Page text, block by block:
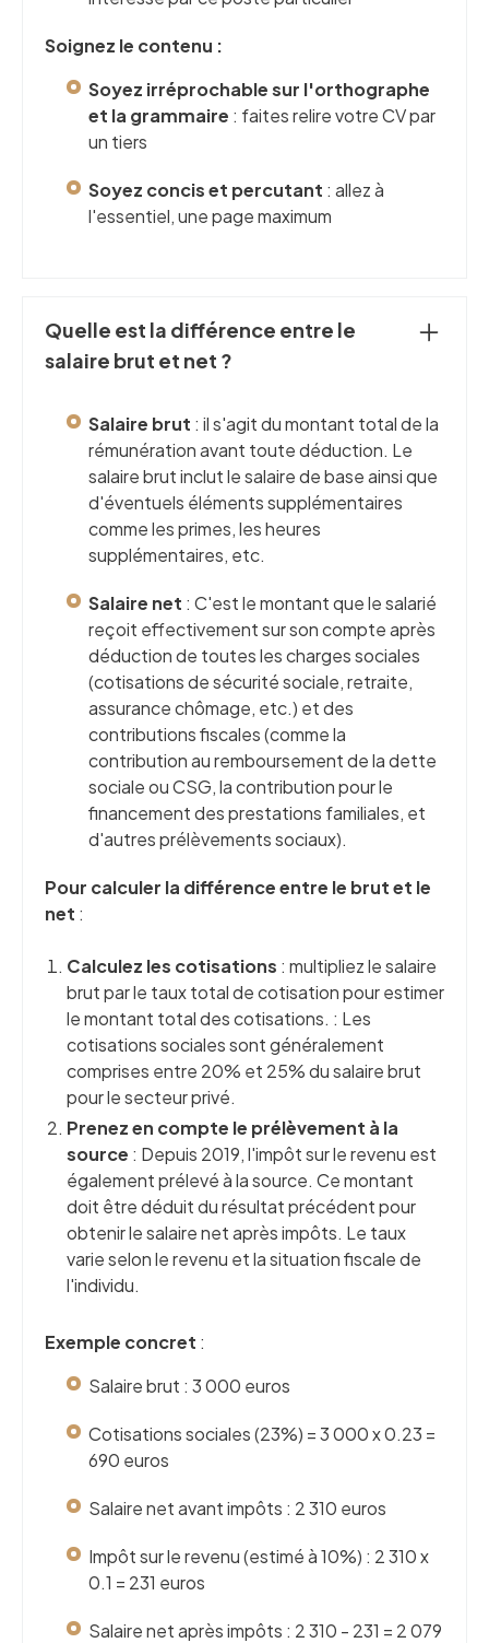
Soignez le contenu :
Soyez irréprochable sur l'orthographe
et la grammaire : faites relire votre CV par
un tiers
Soyez concis et percutant : allez à
l'essentiel, une page maximum
Quelle est la différence entre le
salaire brut et net ?
Salaire brut : il s'agit du montant total de la
rémunération avant toute déduction. Le
salaire brut inclut le salaire de base ainsi que
d'éventuels éléments supplémentaires
comme les primes, les heures
supplémentaires, etc.
Salaire net : C'est le montant que le salarié
reçoit effectivement sur son compte après
déduction de toutes les charges sociales
(cotisations de sécurité sociale, retraite,
assurance chômage, etc.) et des
contributions fiscales (comme la
contribution au remboursement de la dette
sociale ou CSG, la contribution pour le
financement des prestations familiales, et
d'autres prélèvements sociaux).
Pour calculer la différence entre le brut et le
net :
Calculez les cotisations : multipliez le salaire
brut par le taux total de cotisation pour estimer
le montant total des cotisations. : Les
cotisations sociales sont généralement
comprises entre 20% et 25% du salaire brut
pour le secteur privé.
Prenez en compte le prélèvement à la
source : Depuis 2019, l'impôt sur le revenu est
également prélevé à la source. Ce montant
doit être déduit du résultat précédent pour
obtenir le salaire net après impôts. Le taux
varie selon le revenu et la situation fiscale de
l'individu.
Exemple concret :
Salaire brut : 3 000 euros
Cotisations sociales (23%) = 3 000 x 0.23 =
690 euros
Salaire net avant impôts : 2 310 euros
Impôt sur le revenu (estimé à 10%) : 2 310 x
0.1 = 231 euros
Salaire net après impôts : 2 310 - 231 = 2 079